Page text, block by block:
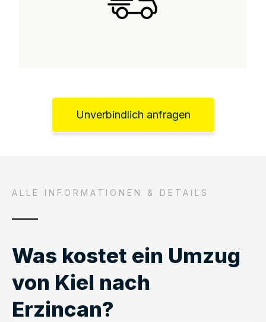
Unverbindlich anfragen
ALLE INFORMATIONEN & DETAILS
Was kostet ein Umzug
von Kiel nach
Erzincan?